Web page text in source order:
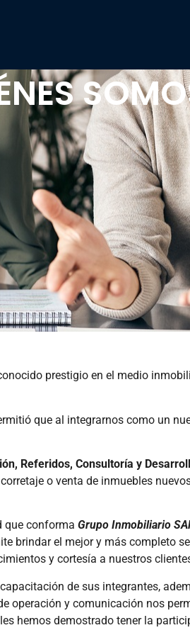
prestigio en el medio
que al integrarnos como un
Referidos, Consultoría y
o venta de inmuebles
que conforma Grupo Inmobiliario
brindar el mejor y más completo
y cortesía a nuestros
de sus integrantes,
operación y comunicación nos
hemos demostrado tener la